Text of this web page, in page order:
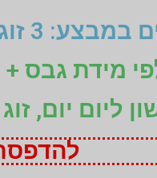
מידת גבס בהתאמה אישית (1+1+1 חינם)
מידת גבס
ליום יום,